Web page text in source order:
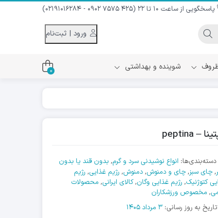
پاسخگویی از ساعت 10 تا 22 (425 7575 0902 - 02191016284)
سرد
شوینده و بهداشتی
لباس
0
دسته‌بندی‌ها: انواع نوشیدنی سرد و گرم, بدون قند یا بدون
,چای سبز,چای و دمنوش,دمنوش, رژیم غذایی, رژیم
کتوژنیک, رژیم غذایی وگان,کالای ایرانی, محصولات
, مخصوص ورزشکاران
تاریخ به روز رسانی: 3 مرداد 1405